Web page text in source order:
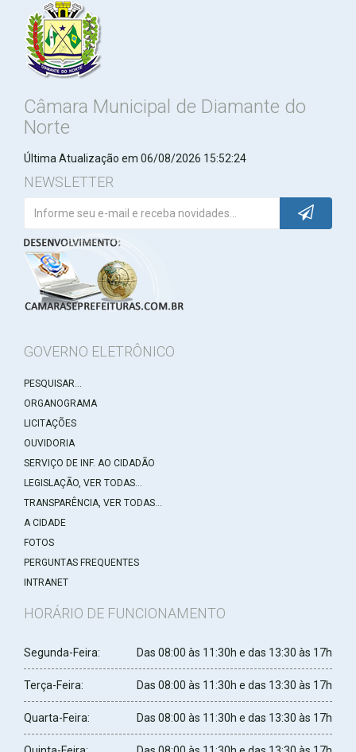
Câmara Municipal de Diamante do
Norte
Última Atualização em 06/08/2026 15:52:24
NEWSLETTER
GOVERNO ELETRÔNICO
PESQUISAR...
ORGANOGRAMA
LICITAÇÕES
OUVIDORIA
SERVIÇO DE INF. AO CIDADÃO
LEGISLAÇÃO, VER TODAS...
TRANSPARÊNCIA, VER TODAS...
A CIDADE
FOTOS
PERGUNTAS FREQUENTES
INTRANET
HORÁRIO DE FUNCIONAMENTO
Segunda-Feira: Das 08:00 às 11:30h e das 13:30 às 17h
Terça-Feira: Das 08:00 às 11:30h e das 13:30 às 17h
Quarta-Feira: Das 08:00 às 11:30h e das 13:30 às 17h